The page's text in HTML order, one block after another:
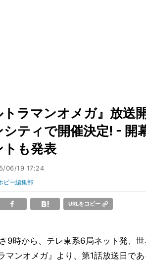
トラマンオメガ』放送
シティで開催決定! - 開
トも発表
06/19 17:24
ビー編集部
URLをコピー
9時から、テレ東系6局ネット発、
マンオメガ』より、第1話放送日で